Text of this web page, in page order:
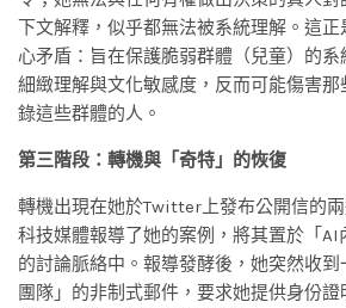
下文解釋，似乎都無法被系統理解。這
心矛盾：旨在保護脆弱群體（兒童）的
細緻理解與文化敏感度，反而可能傷害
錄這些群體的人。
第三階段：轉機與「奇特」的恢復
轉機出現在她於Twitter上發布公開信的
科技媒體報導了她的案例，將其置於「AI
的討論脈絡中。報導發酵後，她突然收
團隊」的非制式郵件，要求她提供身份